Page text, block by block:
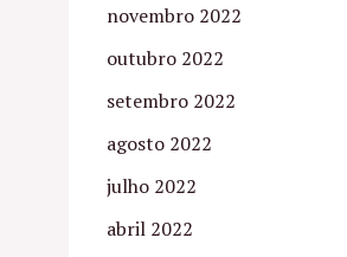
novembro 2022
outubro 2022
setembro 2022
agosto 2022
julho 2022
abril 2022